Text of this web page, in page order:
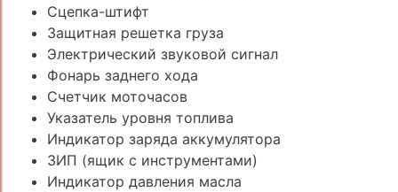
Сцепка-штифт
Защитная решетка груза
Электрический звуковой сигнал
Фонарь заднего хода
Счетчик моточасов
Указатель уровня топлива
Индикатор заряда аккумулятора
ЗИП (ящик с инструментами)
Индикатор давления масла